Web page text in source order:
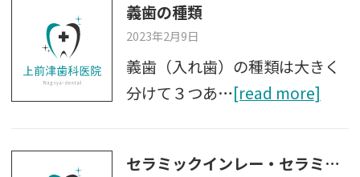
義歯の種類
2023年2月9日
義歯（入れ歯）の種類は大きく
分けて３つあ…[read more]
セラミックインレー・セラミッククラウンを装着後の患者さま これからの注意点